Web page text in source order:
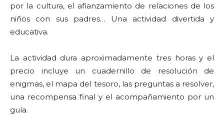
por la cultura, el afianzamiento de relaciones de los
niños con sus padres… Una actividad divertida y
educativa.
La actividad dura aproximadamente tres horas y el
precio incluye un cuadernillo de resolución de
enigmas, el mapa del tesoro, las preguntas a resolver,
una recompensa final y el acompañamiento por un
guía.